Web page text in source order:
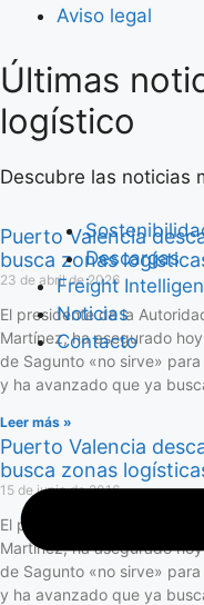
Aviso legal
Saltar
al
contenido
Descargas
Freight
Noticias
Contacto
Últimas
logístico
Descubre las noticias
Puerto Valencia
busca zonas
23 de abril de 2026
El presidente de la
Martínez, ha asegurado
de Sagunto «no sirve»
y ha avanzado que ya
Leer más »
Puerto Valencia
busca zonas
15 de junio de 2016
El presidente de la
Martínez, ha asegurado
de Sagunto «no sirve»
y ha avanzado que ya